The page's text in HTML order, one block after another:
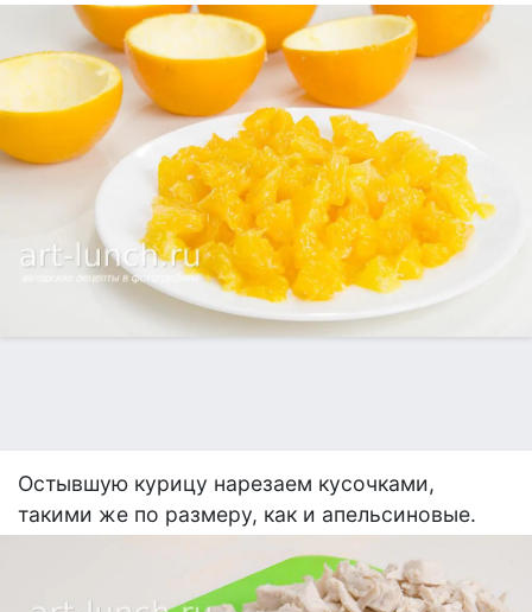
Остывшую курицу нарезаем кусочками,
такими же по размеру, как и апельсиновые.